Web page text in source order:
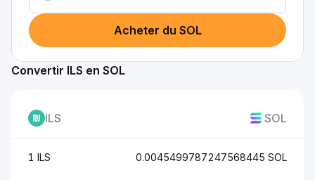
Acheter du SOL
Convertir ILS en SOL
ILS SOL
1 ILS 0.0045499787247568445 SOL